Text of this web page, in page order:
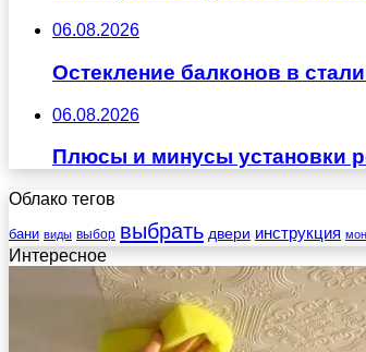
06.08.2026
Остекление балконов в
06.08.2026
Плюсы и минусы установки
Облако тегов
бани виды выбор выбрать двери инструкция
Интересное